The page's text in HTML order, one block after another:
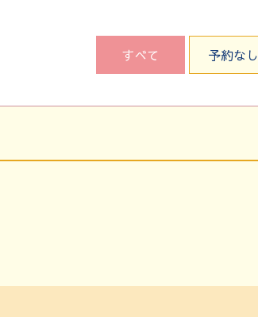
すべて 予約なし